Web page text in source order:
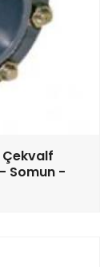
Çekvalf
Somun -